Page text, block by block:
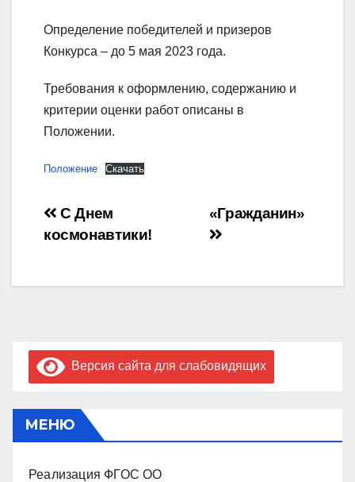
Определение победителей и призеров
Конкурса – до 5 мая 2023 года.
Требования к оформлению, содержанию и
критерии оценки работ описаны в
Положении.
Положение Скачать
Навигация
записям
«Гражданин»
С Днем
космонавтики!
Версия сайта для слабовидящих
МЕНЮ
Реализация ФГОС ОО